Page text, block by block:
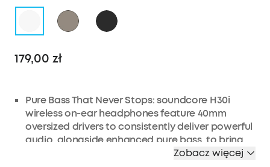
179,00 zł
Pure Bass That Never Stops: soundcore H30i
wireless on-ear headphones feature 40mm
oversized drivers to consistently deliver powerful
audio, alongside enhanced pure bass, to bring
Zobacz więcej